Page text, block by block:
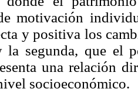
motivación
y positiva los
la segunda, que el
una relación
socioeconómico.